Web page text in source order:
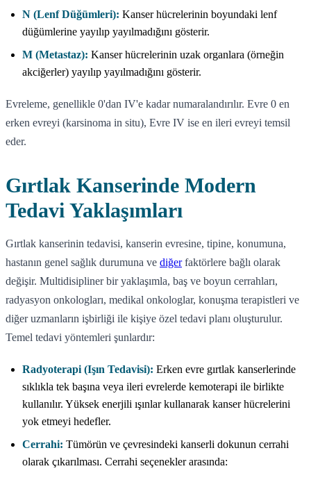
N (Lenf Düğümleri): Kanser hücrelerinin boyundaki lenf
düğümlerine yayılıp yayılmadığını gösterir.
M (Metastaz): Kanser hücrelerinin uzak organlara (örneğin
akciğerler) yayılıp yayılmadığını gösterir.
Evreleme, genellikle 0'dan IV'e kadar numaralandırılır. Evre 0 en
erken evreyi (karsinoma in situ), Evre IV ise en ileri evreyi temsil
eder.
Gırtlak Kanserinde Modern
Tedavi Yaklaşımları
Gırtlak kanserinin tedavisi, kanserin evresine, tipine, konumuna,
hastanın genel sağlık durumuna ve diğerfaktörlere bağlı olarak
değişir. Multidisipliner bir yaklaşımla, baş ve boyun cerrahları,
radyasyon onkologları, medikal onkologlar, konuşma terapistleri ve
diğer uzmanların işbirliği ile kişiye özel tedavi planı oluşturulur.
Temel tedavi yöntemleri şunlardır:
Radyoterapi (Işın Tedavisi): Erken evre gırtlak kanserlerinde
sıklıkla tek başına veya ileri evrelerde kemoterapi ile birlikte
kullanılır. Yüksek enerjili ışınlar kullanarak kanser hücrelerini
yok etmeyi hedefler.
Cerrahi: Tümörün ve çevresindeki kanserli dokunun cerrahi
olarak çıkarılması. Cerrahi seçenekler arasında: